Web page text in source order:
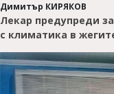
Димитър КИРЯКОВ
Лекар предупреди
с климатика в